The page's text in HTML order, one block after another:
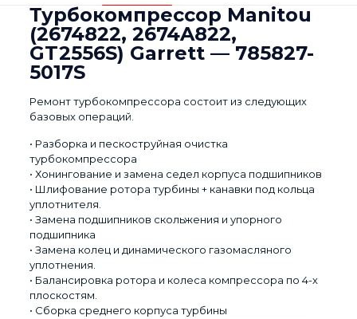
Турбокомпрессор Manitou
(2674822, 2674A822,
GT2556S) Garrett — 785827-
5017S
Ремонт турбокомпрессора состоит из следующих
базовых операций.
• Разборка и пескоструйная очистка
турбокомпрессора
• Хонингование и замена седел корпуса подшипников
• Шлифование ротора турбины + канавки под кольца
уплотнителя.
• Замена подшипников скольжения и упорного
подшипника
• Замена колец и динамического газомасляного
уплотнения.
• Балансировка ротора и колеса компрессора по 4-х
плоскостям.
• Сборка среднего корпуса турбины